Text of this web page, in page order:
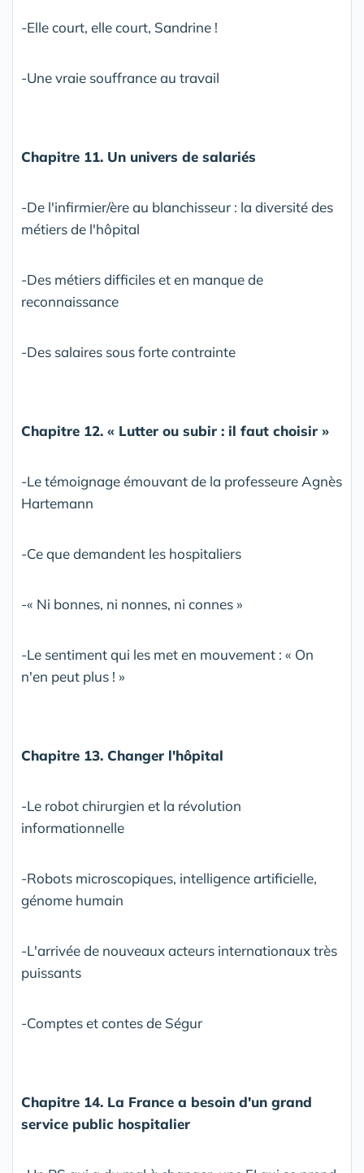
-Elle court, elle court, Sandrine !
-Une vraie souffrance au travail
Chapitre 11. Un univers de salariés
-De l'infirmier/ère au blanchisseur : la diversité des
métiers de l'hôpital
-Des métiers difficiles et en manque de
reconnaissance
-Des salaires sous forte contrainte
Chapitre 12. « Lutter ou subir : il faut choisir »
-Le témoignage émouvant de la professeure Agnès
Hartemann
-Ce que demandent les hospitaliers
-« Ni bonnes, ni nonnes, ni connes »
-Le sentiment qui les met en mouvement : « On
n'en peut plus ! »
Chapitre 13. Changer l'hôpital
-Le robot chirurgien et la révolution
informationnelle
-Robots microscopiques, intelligence artificielle,
génome humain
-L'arrivée de nouveaux acteurs internationaux très
puissants
-Comptes et contes de Ségur
Chapitre 14. La France a besoin d'un grand
service public hospitalier